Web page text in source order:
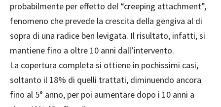
probabilmente per effetto del “creeping attachment”,
fenomeno che prevede la crescita della gengiva al di
sopra di una radice ben levigata. Il risultato, infatti, si
mantiene fino a oltre 10 anni dall’intervento.
La copertura completa si ottiene in pochissimi casi,
soltanto il 18% di quelli trattati, diminuendo ancora
fino al 5° anno, per poi aumentare dopo i 10 anni a